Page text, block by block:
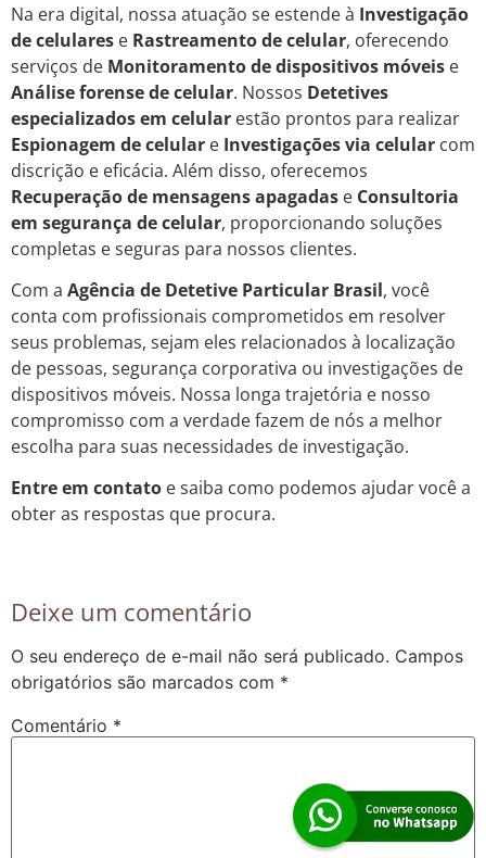
Na era digital, nossa atuação se estende à Investigação
de celulares e Rastreamento de celular, oferecendo
serviços de Monitoramento de dispositivos móveis e
Análise forense de celular. Nossos Detetives
especializados em celular estão prontos para realizar
Espionagem de celular e Investigações via celular com
discrição e eficácia. Além disso, oferecemos
Recuperação de mensagens apagadas e Consultoria
em segurança de celular, proporcionando soluções
completas e seguras para nossos clientes.
Com a Agência de Detetive Particular Brasil, você
conta com profissionais comprometidos em resolver
seus problemas, sejam eles relacionados à localização
de pessoas, segurança corporativa ou investigações de
dispositivos móveis. Nossa longa trajetória e nosso
compromisso com a verdade fazem de nós a melhor
escolha para suas necessidades de investigação.
Entre em contato e saiba como podemos ajudar você a
obter as respostas que procura.
Deixe um comentário
O seu endereço de e-mail não será publicado. Campos
obrigatórios são marcados com *
Comentário *